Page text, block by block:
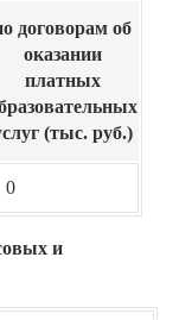
договорам об
оказании
платных
(тыс. руб.)
0
и